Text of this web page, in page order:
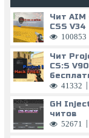
Чит AIM
CSS V34
100853
Чит
CS:S
41332
GH
читов
52671